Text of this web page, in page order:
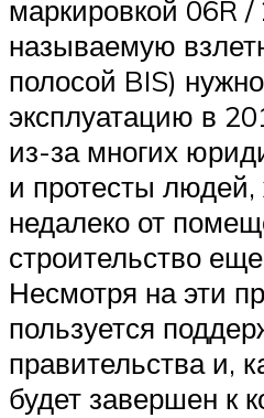
маркировкой 06R /
называемую
полосой BIS)
эксплуатацию в
из-за многих
и протесты
недалеко от
строительство
Несмотря на эти
пользуется
правительства и,
будет завершен к